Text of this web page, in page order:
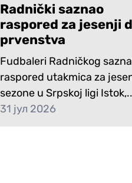
Radnički saznao
raspored za jesenji
prvenstva
Fudbaleri Radničkog
raspored utakmica za
sezone u Srpskoj ligi
31 јул 2026